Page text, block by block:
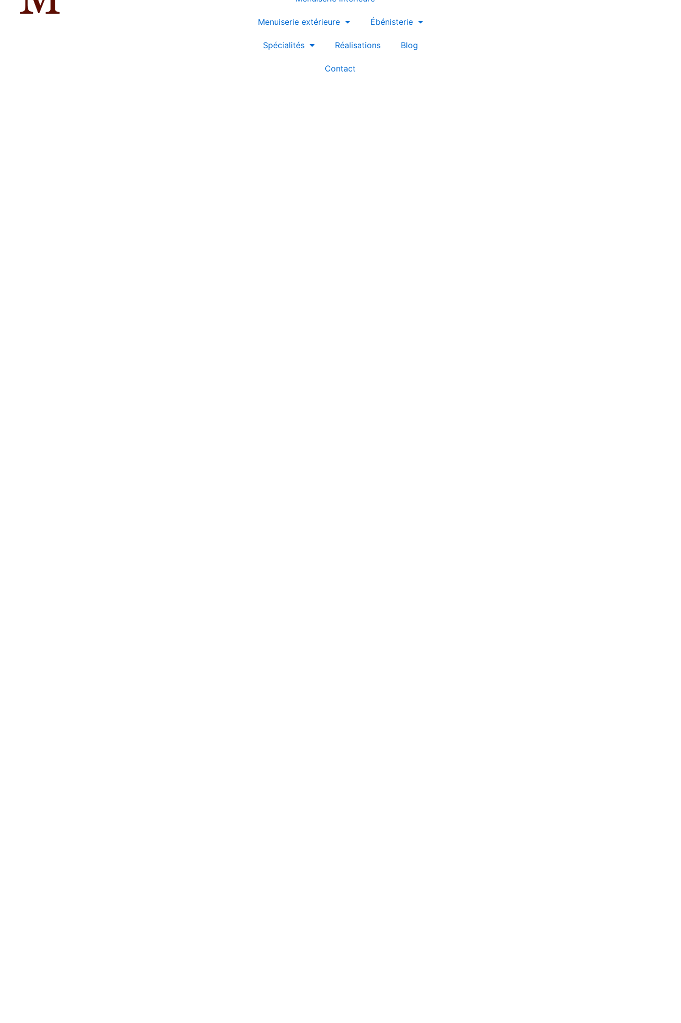
Menuiserie extérieure Ébénisterie
Spécialités Réalisations Blog
Contact